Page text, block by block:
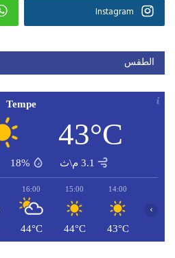
Instagram
الطقس
Tempe
43°C
3.1 م\ث 18%
14:00
43°C
15:00
44°C
16:00
44°C
›